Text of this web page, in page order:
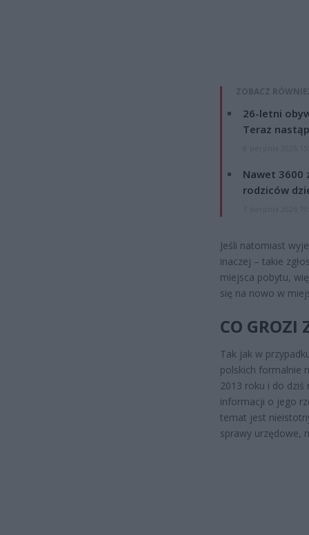
ZOBACZ
26-letni
Teraz
Nawet 3600
rodziców
Jeśli natomiast
inaczej – takie
miejsca pobytu,
się na nowo w
CO GROZI
Tak jak w
polskich formalnie
2013 roku i do dziś
informacji o jego
temat jest
sprawy urzędowe,